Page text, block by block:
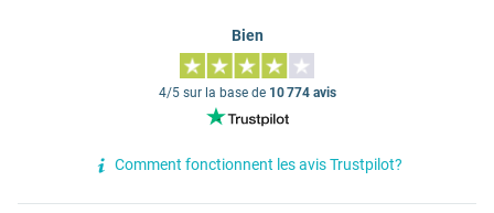
Bien
4/5 sur la base de 10 774 avis
Comment fonctionnent les avis Trustpilot?